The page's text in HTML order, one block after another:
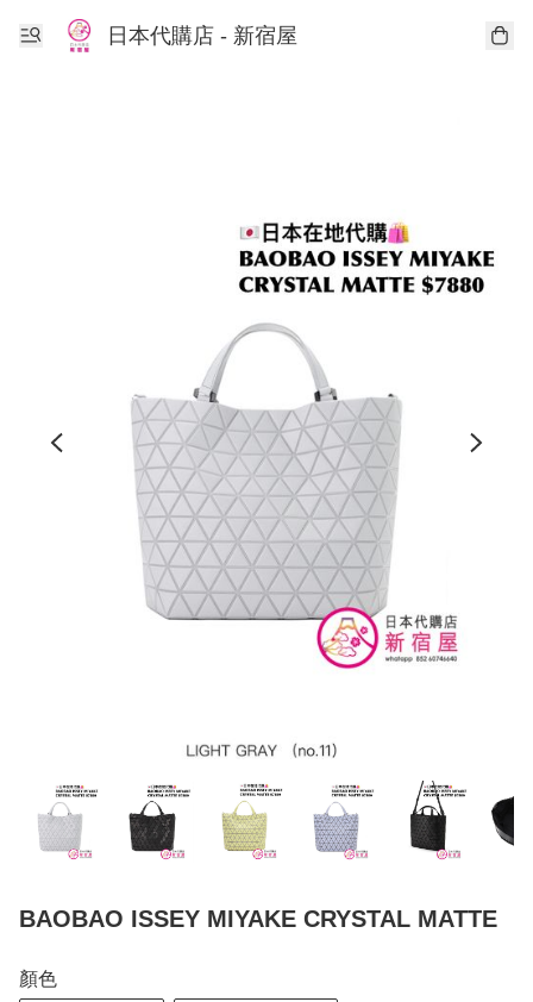
日本代購店 - 新宿屋
BAOBAO ISSEY MIYAKE CRYSTAL MATTE
顏色